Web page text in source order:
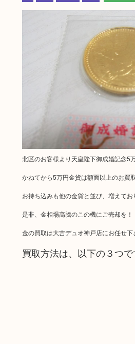
北区のお客様より天皇陛下御成婚記念5
かねてから5万円金貨は額面以上のお買
お持ち込みも他の金貨と並び、増えてお
是非、金相場高騰のこの機にご売却を！
金の買取は大吉デュオ神戸店にお任せ
買取方法は、以下の３つで